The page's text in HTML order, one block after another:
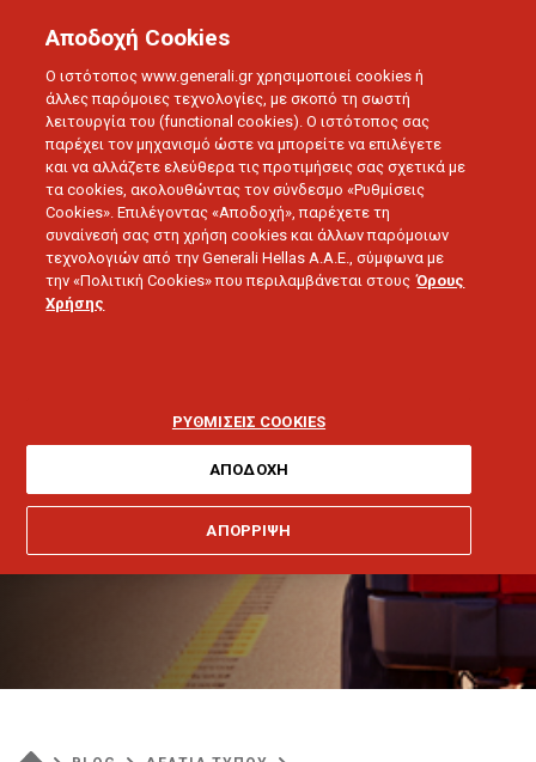
ΔΕΛΤΙΑ ΤΥΠΟΥ
τους ασφαλισμένους
Αποδοχή Cookies
Ο ιστότοπος www.generali.gr χρησιμοποιεί cookies ή
άλλες παρόμοιες τεχνολογίες, με σκοπό τη σωστή
λειτουργία του (functional cookies). Ο ιστότοπος σας
παρέχει τον μηχανισμό ώστε να μπορείτε να επιλέγετε
και να αλλάζετε ελεύθερα τις προτιμήσεις σας σχετικά με
τα cookies, ακολουθώντας τον σύνδεσμο «Ρυθμίσεις
Cookies». Επιλέγοντας «Αποδοχή», παρέχετε τη
συναίνεσή σας στη χρήση cookies και άλλων παρόμοιων
τεχνολογιών από την Generali Hellas A.A.E., σύμφωνα με
την «Πολιτική Cookies» που περιλαμβάνεται στους Όρους
Χρήσης
ΡΥΘΜΙΣΕΙΣ COOKIES
ΑΠΟΡΡΙΨΗ
ΑΠΟΔΟΧΗ